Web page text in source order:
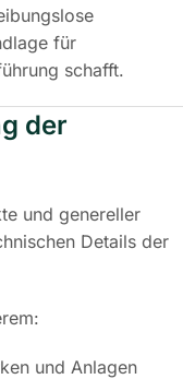
für
schafft.
der
und genereller
Details der
und Anlagen